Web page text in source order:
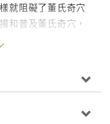
就阻礙了董氏奇穴
和普及董氏奇穴，
人類的健康，筆者
，首次提出了用董
《董氏奇穴按摩刮
，內容豐富，穴位